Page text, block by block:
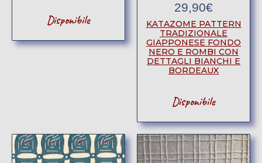
Disponibile
29,90€
KATAZOME PATTERN
TRADIZIONALE
GIAPPONESE FONDO
NERO E ROMBI CON
DETTAGLI BIANCHI E
BORDEAUX
Disponibile